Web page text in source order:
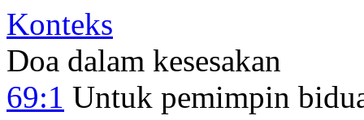
Konteks
Doa dalam kesesakan
69:1 Untuk pemimpin